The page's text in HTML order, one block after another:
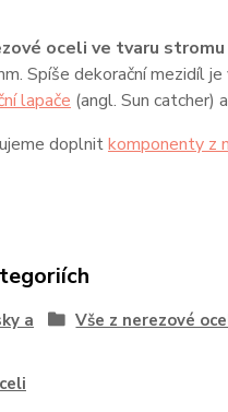
oceli ve tvaru
Spíše dekorační mezidíl
lapače (angl. Sun catcher)
doplnitkomponenty z
a
Vše z nerezové